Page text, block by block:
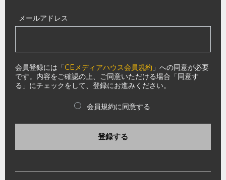
メールアドレス
会員登録には「CEメディアハウス会員規約 」への同意が必要
です。内容をご確認の上、ご同意いただける場合「同意す
る」にチェックをして、登録にお進みください。
会員規約に同意する
登録する